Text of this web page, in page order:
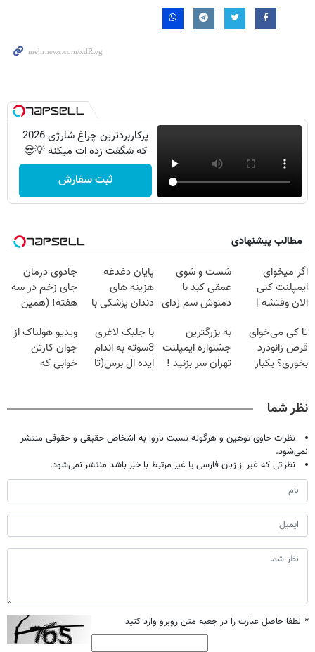
پرکاربردترین چراغ شارژی 2026
که شگفت زده ات میکنه 💡😍
ثبت سفارش
مطالب پیشنهادی
اگر میخوای
ایمپلنت کنی
الان وقتشه |
میلیون تومان!!!
شست و شوی
عمقی کبد با
دمنوش سم زدای
پایان دغدغه
هزینه های
دندان پزشکی با
خانگی
جادوی درمان
جای زخم در سه
هفته! (همین
صحبت کنید)
تا کی می‌خوای
قرص زانودرد
بخوری؟ یکبار
به بزرگترین
جشنواره ایمپلنت
تهران سر بزنید !
با جلبک لاغری
3سوته به اندام
ایده ال برس(تا
ویدیو هولناک از
جوان کارتن
خوابی که
نظر شما
نظرات حاوی توهین و هرگونه نسبت ناروا به اشخاص حقیقی و حقوقی منتشر
نمی‌شود.
نظراتی که غیر از زبان فارسی یا غیر مرتبط با خبر باشد منتشر نمی‌شود.
* لطفا حاصل عبارت را در جعبه متن روبرو وارد کنید